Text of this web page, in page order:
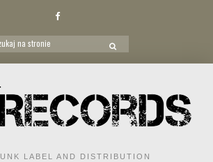
Facebook
SEARCH
LABEL AND DISTRIBUTION